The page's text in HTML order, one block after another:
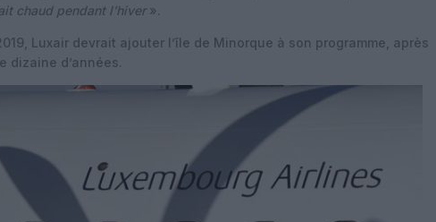
chaud pendant l’hiver».
Luxair devrait ajouter l’île de Minorque à son programme, après
dizaine d’années.